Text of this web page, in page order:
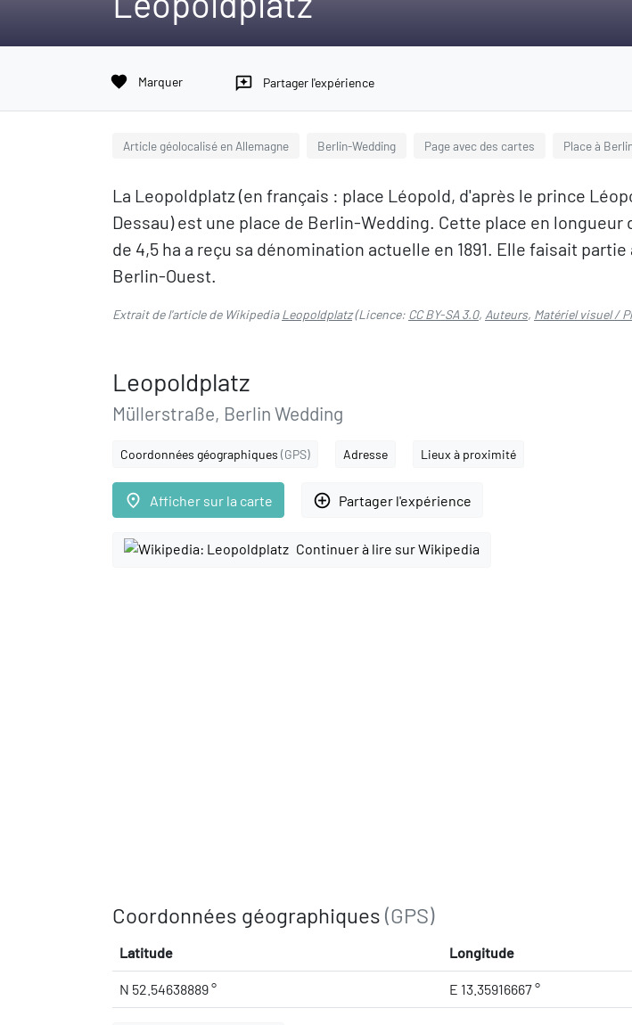
favorite Marquer reviews Partager l'expérience
Article géolocalisé en Allemagne Berlin-Wedding Page avec des cartes Place à
La Leopoldplatz (en français : place Léopold, d'après le prince
Dessau) est une place de Berlin-Wedding. Cette place en longueur
de 4,5 ha a reçu sa dénomination actuelle en 1891. Elle faisait
Berlin-Ouest.
Extrait de l'article de WikipediaLeopoldplatz(Licence: CC BY-SA 3.0, Auteurs, Matériel visuel /
Leopoldplatz
Müllerstraße, Berlin Wedding
Coordonnées géographiques (GPS) Adresse Lieux à proximité
place Afficher sur la carte add_circle_outline Partager l'expérience
Continuer à lire sur Wikipedia
Coordonnées géographiques (GPS)
Latitude Longitude
N 52.54638889 ° E 13.35916667 °